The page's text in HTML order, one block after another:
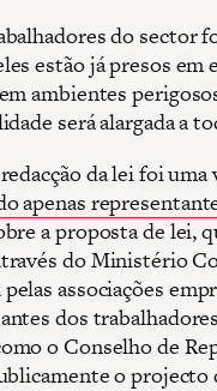
do sector
estão já presos em
ambientes
será alargada a
da lei foi
apenas
a proposta de lei,
do Ministério
associações
dos
o Conselho de
o projecto